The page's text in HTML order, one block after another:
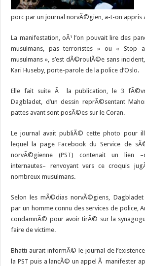
porc par un journal norvÃ©gien, a-t-on appris
La manifestation, oÃ¹ l’on pouvait lire des
musulmans, pas terroristes » ou « Stop
musulmans », s’est dÃ©roulÃ©e sans
Kari Huseby, porte-parole de la police d’Oslo.
Elle fait suite Ã la publication, le 3
Dagbladet, d’un dessin reprÃ©sentant
pattes avant sont posÃ©es sur le Coran.
Le journal avait publiÃ© cette photo pour
lequel la page Facebook du Service de
norvÃ©gienne (PST) contenait un lien
internautes– renvoyant vers ce croquis
nombreux musulmans.
Selon les mÃ©dias norvÃ©giens,
par un homme connu des services de police,
condamnÃ© pour avoir tirÃ© sur la
faire de victime.
Bhatti aurait informÃ© le journal de
la PST puis a lancÃ© un appel Ã manifester